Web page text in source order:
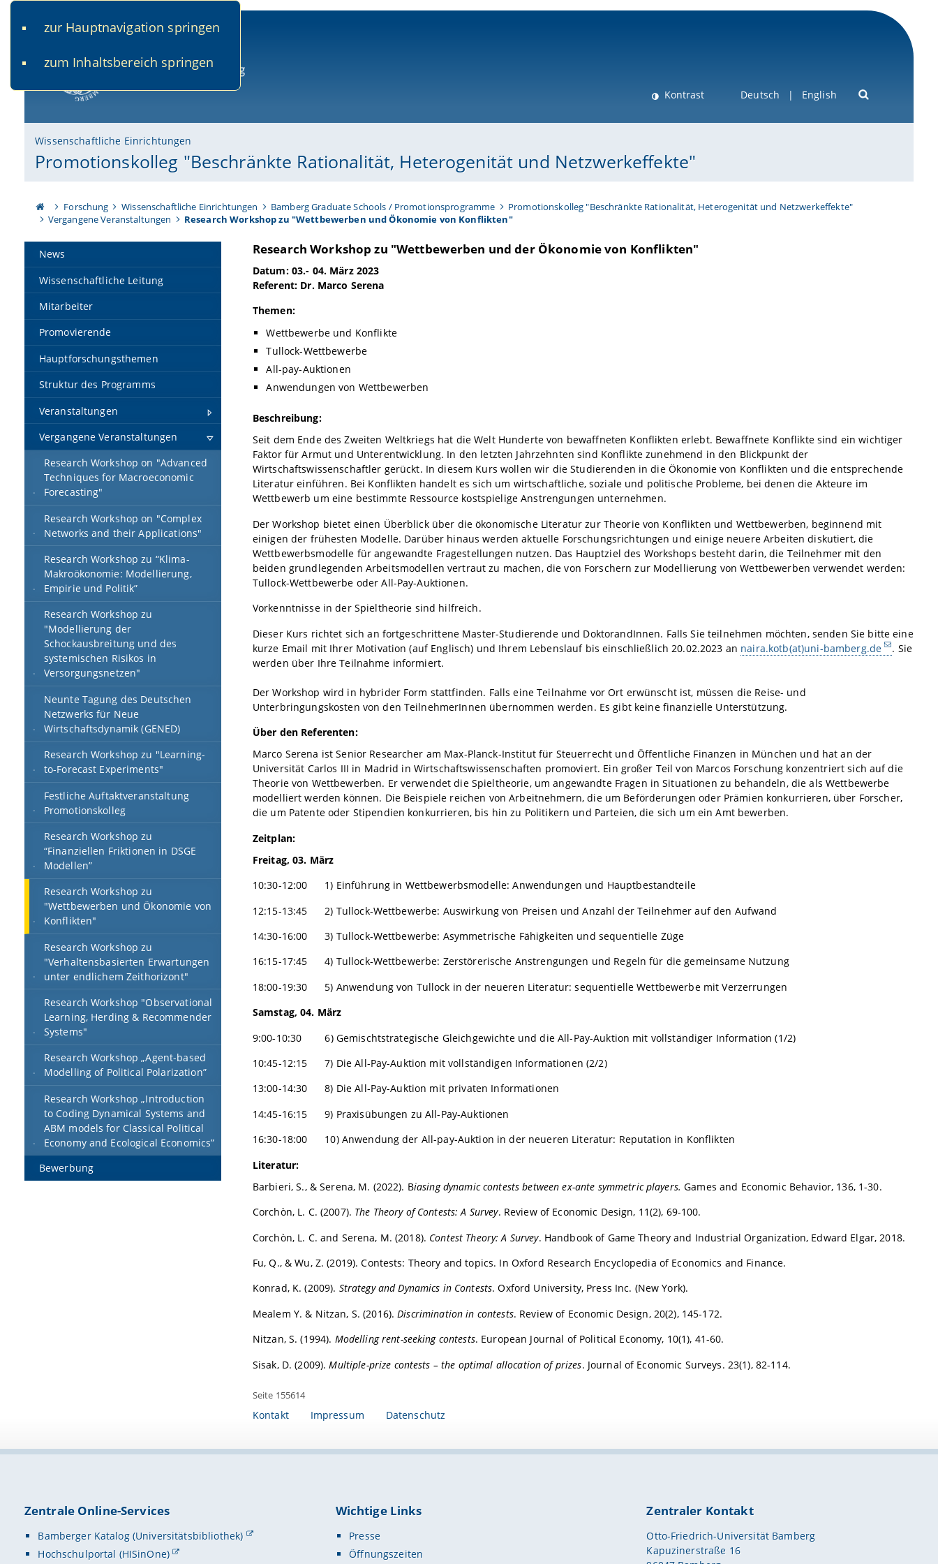
zur Hauptnavigation springen
zum Inhaltsbereich springen
Kontrast Deutsch English
Wissenschaftliche Einrichtungen
Promotionskolleg "Beschränkte Rationalität, Heterogenität und Netzwerkeffekte"
Forschung Wissenschaftliche Einrichtungen Bamberg Graduate Schools / Promotionsprogramme
Promotionskolleg "Beschränkte Rationalität, Heterogenität und Netzwerkeffekte"
Vergangene Veranstaltungen
Research Workshop zu "Wettbewerben und Ökonomie von Konflikten"
News
Wissenschaftliche Leitung
Mitarbeiter
Promovierende
Hauptforschungsthemen
Struktur des Programms
Veranstaltungen
Vergangene Veranstaltungen
Research Workshop on "Advanced
Techniques for Macroeconomic
Forecasting"
Research Workshop on "Complex
Networks and their Applications"
Research Workshop zu “Klima-
Makroökonomie: Modellierung,
Empirie und Politik”
Research Workshop zu
"Modellierung der
Schockausbreitung und des
systemischen Risikos in
Versorgungsnetzen"
Neunte Tagung des Deutschen
Netzwerks für Neue
Wirtschaftsdynamik (GENED)
Research Workshop zu "Learning-
to-Forecast Experiments"
Festliche Auftaktveranstaltung
Promotionskolleg
Research Workshop zu
“Finanziellen Friktionen in DSGE
Modellen”
Research Workshop zu
"Wettbewerben und Ökonomie von
Konflikten"
Research Workshop zu
"Verhaltensbasierten Erwartungen
unter endlichem Zeithorizont"
Research Workshop "Observational
Learning, Herding & Recommender
Systems"
Research Workshop „Agent-based
Modelling of Political Polarization”
Research Workshop „Introduction
to Coding Dynamical Systems and
ABM models for Classical Political
Economy and Ecological Economics”
Bewerbung
Research Workshop zu "Wettbewerben und der Ökonomie von Konflikten"
Datum: 03.- 04. März 2023
Referent: Dr. Marco Serena
Themen:
Wettbewerbe und Konflikte
Tullock-Wettbewerbe
All-pay-Auktionen
Anwendungen von Wettbewerben
Beschreibung:
Seit dem Ende des Zweiten Weltkriegs hat die Welt Hunderte von bewaffneten Konflikten erlebt. Bewaffnete Konflikte sind ein wichtiger
Faktor für Armut und Unterentwicklung. In den letzten Jahrzehnten sind Konflikte zunehmend in den Blickpunkt der
Wirtschaftswissenschaftler gerückt. In diesem Kurs wollen wir die Studierenden in die Ökonomie von Konflikten und die entsprechende
Literatur einführen. Bei Konflikten handelt es sich um wirtschaftliche, soziale und politische Probleme, bei denen die Akteure im
Wettbewerb um eine bestimmte Ressource kostspielige Anstrengungen unternehmen.
Der Workshop bietet einen Überblick über die ökonomische Literatur zur Theorie von Konflikten und Wettbewerben, beginnend mit
einigen der frühesten Modelle. Darüber hinaus werden aktuelle Forschungsrichtungen und einige neuere Arbeiten diskutiert, die
Wettbewerbsmodelle für angewandte Fragestellungen nutzen. Das Hauptziel des Workshops besteht darin, die Teilnehmer mit den
beiden grundlegenden Arbeitsmodellen vertraut zu machen, die von Forschern zur Modellierung von Wettbewerben verwendet werden:
Tullock-Wettbewerbe oder All-Pay-Auktionen.
Vorkenntnisse in der Spieltheorie sind hilfreich.
Dieser Kurs richtet sich an fortgeschrittene Master-Studierende und DoktorandInnen. Falls Sie teilnehmen möchten, senden Sie bitte eine
kurze Email mit Ihrer Motivation (auf Englisch) und Ihrem Lebenslauf bis einschließlich 20.02.2023 an naira.kotb(at)uni-bamberg.de
. Sie
werden über Ihre Teilnahme informiert.
Der Workshop wird in hybrider Form stattfinden. Falls eine Teilnahme vor Ort erwünscht ist, müssen die Reise- und
Unterbringungskosten von den TeilnehmerInnen übernommen werden. Es gibt keine finanzielle Unterstützung.
Über den Referenten:
Marco Serena ist Senior Researcher am Max-Planck-Institut für Steuerrecht und Öffentliche Finanzen in München und hat an der
Universität Carlos III in Madrid in Wirtschaftswissenschaften promoviert. Ein großer Teil von Marcos Forschung konzentriert sich auf die
Theorie von Wettbewerben. Er verwendet die Spieltheorie, um angewandte Fragen in Situationen zu behandeln, die als Wettbewerbe
modelliert werden können. Die Beispiele reichen von Arbeitnehmern, die um Beförderungen oder Prämien konkurrieren, über Forscher,
die um Patente oder Stipendien konkurrieren, bis hin zu Politikern und Parteien, die sich um ein Amt bewerben.
Zeitplan:
Freitag, 03. März
10:30-12:00 1) Einführung in Wettbewerbsmodelle: Anwendungen und Hauptbestandteile
12:15-13:45 2) Tullock-Wettbewerbe: Auswirkung von Preisen und Anzahl der Teilnehmer auf den Aufwand
14:30-16:00 3) Tullock-Wettbewerbe: Asymmetrische Fähigkeiten und sequentielle Züge
16:15-17:45 4) Tullock-Wettbewerbe: Zerstörerische Anstrengungen und Regeln für die gemeinsame Nutzung
18:00-19:30 5) Anwendung von Tullock in der neueren Literatur: sequentielle Wettbewerbe mit Verzerrungen
Samstag, 04. März
9:00-10:30 6) Gemischtstrategische Gleichgewichte und die All-Pay-Auktion mit vollständiger Information (1/2)
10:45-12:15 7) Die All-Pay-Auktion mit vollständigen Informationen (2/2)
13:00-14:30 8) Die All-Pay-Auktion mit privaten Informationen
14:45-16:15 9) Praxisübungen zu All-Pay-Auktionen
16:30-18:00 10) Anwendung der All-pay-Auktion in der neueren Literatur: Reputation in Konflikten
Literatur:
Barbieri, S., & Serena, M. (2022). Biasing dynamic contests between ex-ante symmetric players. Games and Economic Behavior, 136, 1-30.
Corchòn, L. C. (2007). The Theory of Contests: A Survey. Review of Economic Design, 11(2), 69-100.
Corchòn, L. C. and Serena, M. (2018). Contest Theory: A Survey. Handbook of Game Theory and Industrial Organization, Edward Elgar, 2018.
Fu, Q., & Wu, Z. (2019). Contests: Theory and topics. In Oxford Research Encyclopedia of Economics and Finance.
Konrad, K. (2009). Strategy and Dynamics in Contests. Oxford University, Press Inc. (New York).
Mealem Y. & Nitzan, S. (2016). Discrimination in contests. Review of Economic Design, 20(2), 145-172.
Nitzan, S. (1994). Modelling rent-seeking contests. European Journal of Political Economy, 10(1), 41-60.
Sisak, D. (2009).Multiple-prize contests – the optimal allocation of prizes. Journal of Economic Surveys. 23(1), 82-114.
Seite 155614
Kontakt Impressum Datenschutz
Zentrale Online-Services
Bamberger Katalog (Universitätsbibliothek)
Hochschulportal (HISinOne)
Wichtige Links
Presse
Öffnungszeiten
Zentraler Kontakt
Otto-Friedrich-Universität Bamberg
Kapuzinerstraße 16